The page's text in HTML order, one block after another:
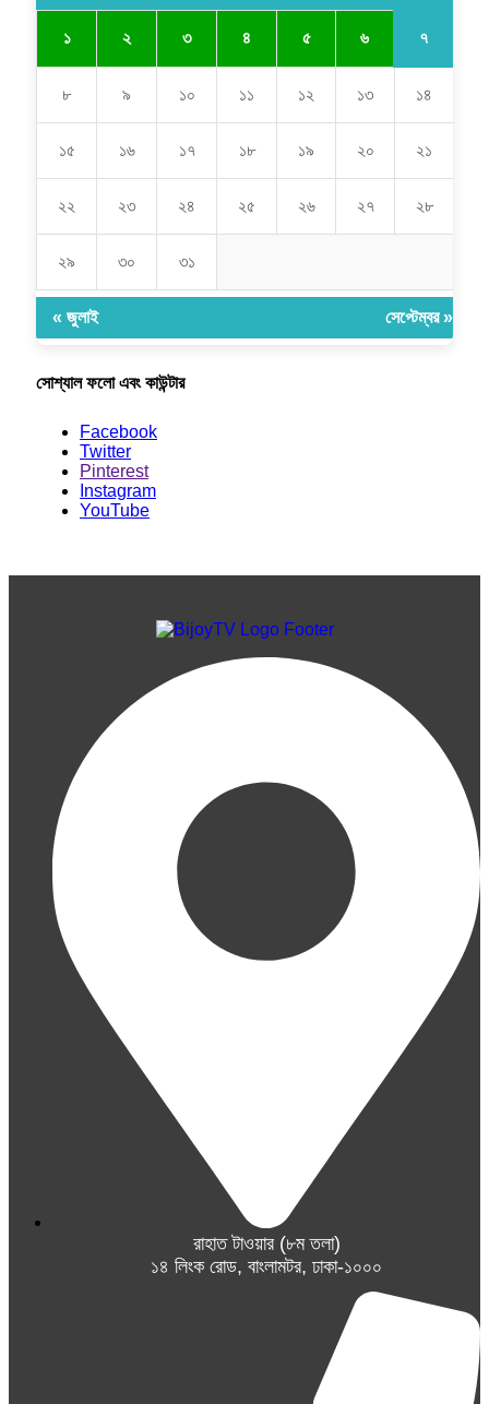
১ ২ ৩ ৪ ৫ ৬ ৭
৮ ৯ ১০ ১১ ১২ ১৩ ১৪
১৫ ১৬ ১৭ ১৮ ১৯ ২০ ২১
২২ ২৩ ২৪ ২৫ ২৬ ২৭ ২৮
২৯ ৩০ ৩১
« জুলাই সেপ্টেম্বর »
সোশ্যাল ফলো এবং কাউন্টার
Facebook
Twitter
Pinterest
Instagram
YouTube
রাহাত টাওয়ার (৮ম তলা)
১৪ লিংক রোড, বাংলামটর, ঢাকা-১০০০